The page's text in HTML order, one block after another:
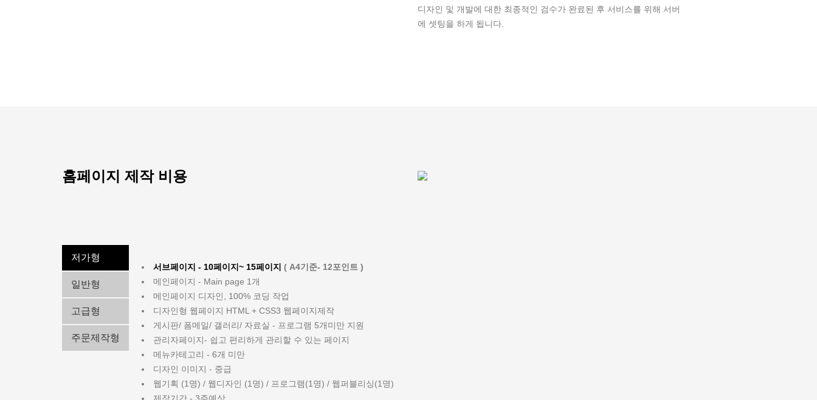
디자인 및 개발에 대한 최종적인 검수가 완료된 후 서비스를 위해 서버
에 셋팅을 하게 됩니다.
홈페이지 제작 비용
저가형
일반형
고급형
주문제작형
서브페이지 - 10페이지~ 15페이지 ( A4기준- 12포인트 )
메인페이지 - Main page 1개
메인페이지 디자인, 100% 코딩 작업
디자인형 웹페이지 HTML + CSS3 웹페이지제작
게시판/ 폼메일/ 갤러리/ 자료실 - 프로그램 5개미만 지원
관리자페이지- 쉽고 편리하게 관리할 수 있는 페이지
메뉴카테고리 - 6개 미만
디자인 이미지 - 중급
웹기획 (1명) / 웹디자인 (1명) / 프로그램(1명) / 웹퍼블리싱(1명)